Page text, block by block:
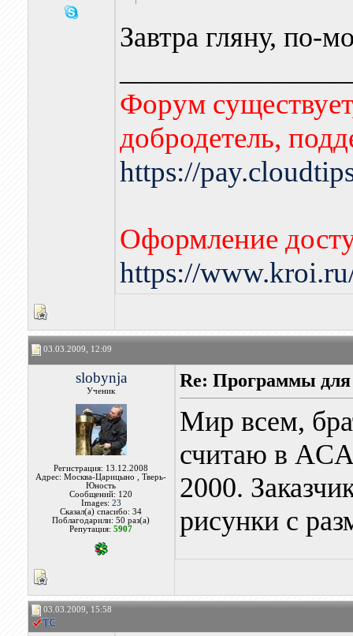
Завтра гляну, по-
Форум
добродетель,
https://
Оформление
https://
03.03.2009, 12:09
slobynja
Ученик
Регистрация: 13.12.2008
Адрес: Москва-Царицыно , Тверь-
Юность
Сообщений: 120
Images: 23
Сказал(а) спасибо: 34
Поблагодарили: 50 раз(а)
Репутация:5907
Re: Программы для
Мир всем,
считаю в
2000.
рисунки с
03.03.2009, 15:58